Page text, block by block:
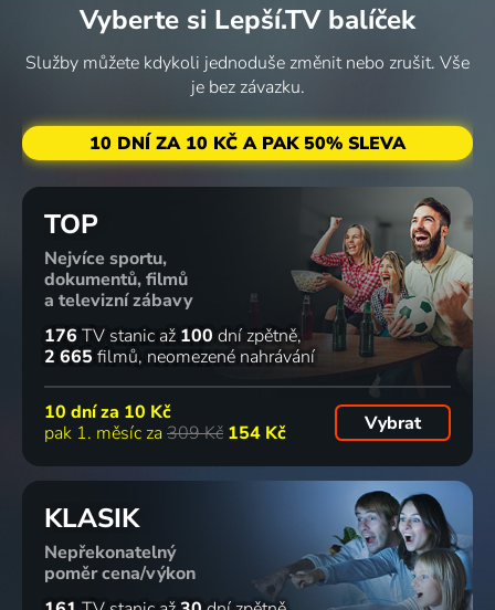
Vyberte si Lepší.TV balíček
Služby můžete kdykoli jednoduše změnit nebo zrušit. Vše
je bez závazku.
10 DNÍ ZA 10 KČ A PAK 50% SLEVA
TOP
Nejvíce sportu,
dokumentů, filmů
a televizní zábavy
176 TV stanic až 100 dní zpětně
2 665 filmů neomezené nahrávání
10 dní za 10 Kč
pak 1. měsíc za 309 Kč 154 Kč Vybrat
KLASIK
Nepřekonatelný
poměr cena/výkon